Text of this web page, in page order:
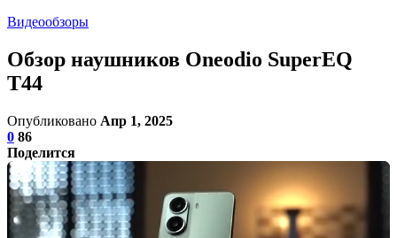
Видеообзоры
Обзор наушников Oneodio SuperEQ
T44
Опубликовано Апр 1, 2025
0 86
Поделится